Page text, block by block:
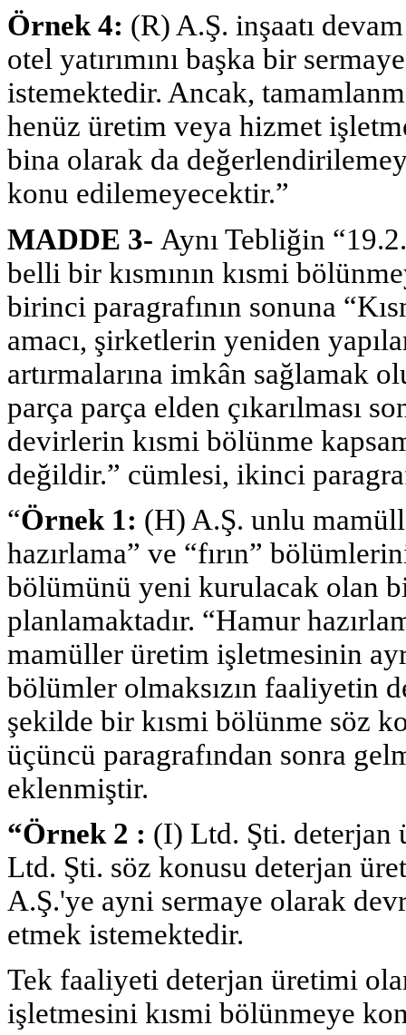
Örnek 4: (R) A.Ş. inşaatı
otel yatırımını başka bir
istemektedir. Ancak,
henüz üretim veya hizmet
bina olarak da
konu edilemeyecektir.”
MADDE 3- Aynı Tebliğin
belli bir kısmının kısmi
birinci paragrafının sonuna
amacı, şirketlerin yeniden
artırmalarına imkân sağlamak
parça parça elden çıkarılması
devirlerin kısmi bölünme
değildir.” cümlesi, ikinci
“Örnek 1: (H) A.Ş. unlu
hazırlama” ve “fırın”
bölümünü yeni kurulacak olan
planlamaktadır. “Hamur
mamüller üretim işletmesinin
bölümler olmaksızın faaliyetin
şekilde bir kısmi bölünme söz
üçüncü paragrafından sonra
eklenmiştir.
“Örnek 2 : (I) Ltd. Şti. deterjan
Ltd. Şti. söz konusu deterjan
A.Ş.'ye ayni sermaye olarak
etmek istemektedir.
Tek faaliyeti deterjan üretimi
işletmesini kısmi bölünmeye